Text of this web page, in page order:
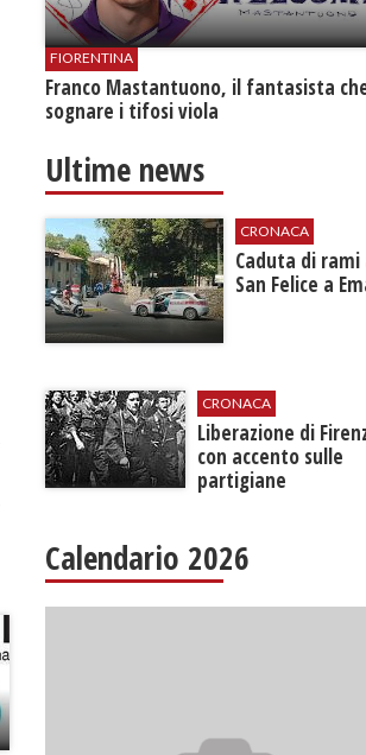
FIORENTINA
Franco Mastantuono, il fantasista
sognare i tifosi viola
Ultime news
CRONACA
Caduta di rami
San Felice a
CRONACA
Liberazione di
con accento sulle
partigiane
Calendario 2026